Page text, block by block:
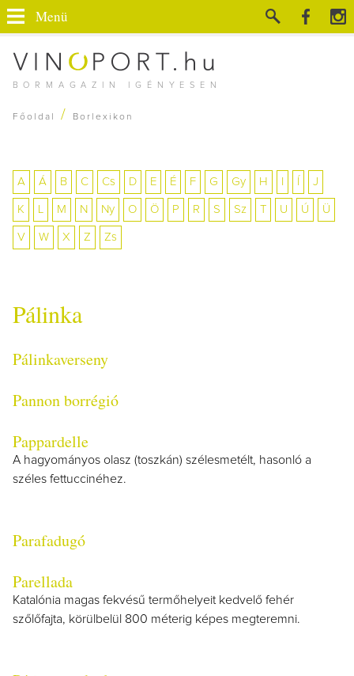
BORMAGAZIN IGÉNYESEN
Menü
Főoldal / Borlexikon
A Á B C Cs D E É F G Gy H J
K L M N Ny O Ö P R S Sz T U Ú Ü
V W X Z Zs
Pálinka
Pálinkaverseny
Pannon borrégió
Pappardelle
A hagyományos olasz (toszkán) szélesmetélt, hasonló a
széles fettuccinéhez.
Parafadugó
Parellada
Katalónia magas fekvésű termőhelyeit kedvelő fehér
szőlőfajta, körülbelül 800 méterig képes megteremni.